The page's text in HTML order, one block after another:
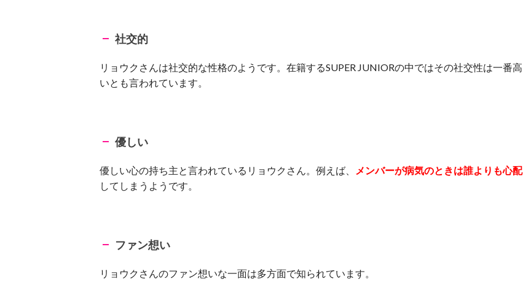
社交的
リョウクさんは社交的な性格のようです。在籍するSUPER JUNIORの中ではその社交性は一番高
いとも言われています。
優しい
優しい心の持ち主と言われているリョウクさん。例えば、
メンバーが病気のときは誰よりも心配
してしまうようです。
ファン想い
リョウクさんのファン想いな一面は多方面で知られています。